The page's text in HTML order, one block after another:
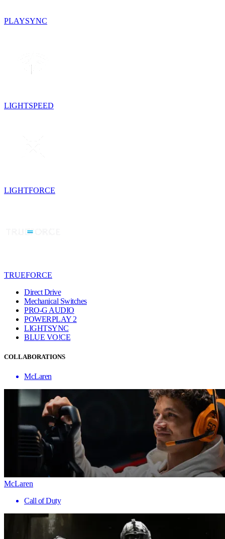
PLAYSYNC
LIGHTSPEED
LIGHTFORCE
TRUEFORCE
Direct Drive
Mechanical Switches
PRO-G AUDIO
POWERPLAY 2
LIGHTSYNC
BLUE VO!CE
COLLABORATIONS
McLaren
McLaren
Call of Duty